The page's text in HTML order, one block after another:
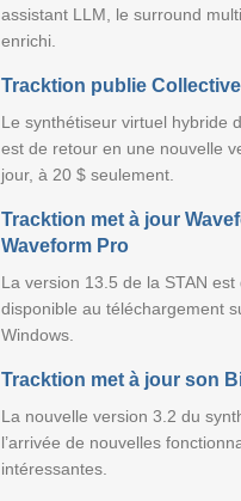
assistant LLM, le surround
enrichi.
Tracktion publie
Le synthétiseur virtuel hybride
est de retour en une nouvelle
jour, à 20 $ seulement.
Tracktion met à jour
Waveform Pro
La version 13.5 de la STAN est
disponible au téléchargement
Windows.
Tracktion met à jour son
La nouvelle version 3.2 du
l’arrivée de nouvelles
intéressantes.